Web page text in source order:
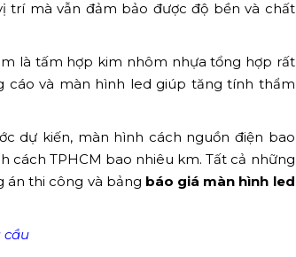
trí mà vẫn đảm bảo được độ bền và chất
là tấm hợp kim nhôm nhựa tổng hợp rất
cáo và màn hình led giúp tăng tính thẩm
dự kiến, màn hình cách nguồn điện bao
TPHCM bao nhiêu km. Tất cả những
án thi công và bảng báo giá màn hình led
cầu